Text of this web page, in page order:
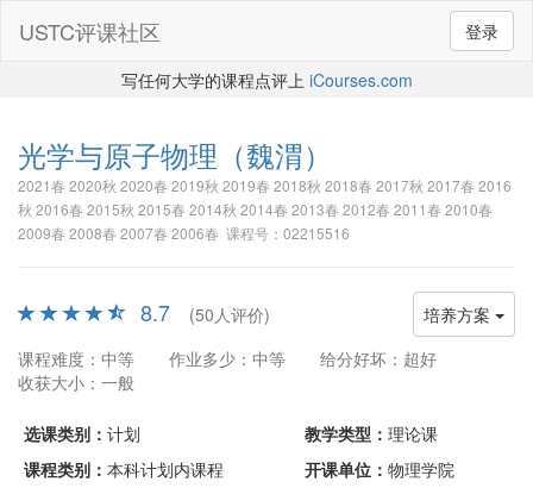
登录
USTC评课社区
写任何大学的课程点评上 iCourses.com
光学与原子物理 （魏渭）
2021春 2020秋 2020春 2019秋 2019春 2018秋 2018春 2017秋 2017春 2016
秋 2016春 2015秋 2015春 2014秋 2014春 2013春 2012春 2011春 2010春
2009春 2008春 2007春 2006春 课程号：02215516
培养方案
8.7
(50人评价)
课程难度：中等
作业多少：中等
给分好坏：超好
收获大小：一般
选课类别： 计划 教学类型： 理论课
课程类别： 本科计划内课程 开课单位： 物理学院